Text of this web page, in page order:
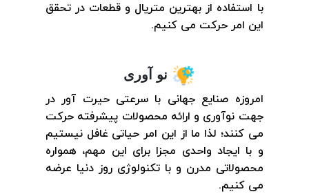
با استفاده از بهترین متریال و قطعات در تحقق
این امر حرکت می کنیم.
نو آوری
امروزه صنایع جهانی با سرعتی حیرت آور در
جهت نوآوری و ارائه محصولات پیشرفته حرکت
می کنند؛ لذا ما از این امر حیاتی غافل نیستیم
و با ایجاد واحدی مجزا برای این مهم، همواره
محصولاتی مدرن و با تکنولوژی روز دنیا عرضه
می کنیم.